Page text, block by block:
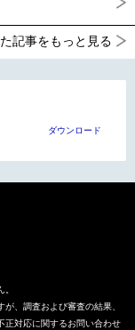
記事をもっと見る
ダウンロード
、調査および審査の結果、
正対応に関するお問い合わせ